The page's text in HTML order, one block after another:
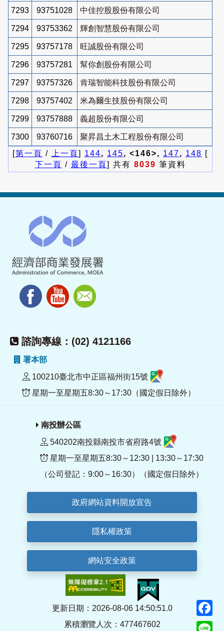
7293 93751028 中佳控股股份有限公司
7294 93753362 輝創智慧股份有限公司
7295 93757178 旺誠股份有限公司
7296 93757281 幫你創股份有限公司
7297 93757326 肯瑞智能科技股份有限公司
7298 93757402 米為爾生技股份有限公司
7299 93757888 義超股份有限公司
7300 93760716
聚昇昌土木工程股份有限公司
[第一頁 / 上一頁] 144, 145, <146>, 147, 148 [
下一頁 / 最後一頁] 共有 8039 筆資料
諮詢專線：(02) 4121166
署本部
100210臺北市中正區福州街15號
星期一至星期五8:30～17:30（國定假日除外）
南投辦公區
540202南投縣南投市省府路4號
星期一至星期五8:30～12:30 | 13:30～17:30
（公司登記：9:00～16:30）（國定假日除外）
政府網站資料開放宣告
隱私權政策
網站安全政策
更新日期：2026-08-06 14:50:51.0
累積瀏覽人次：477467602